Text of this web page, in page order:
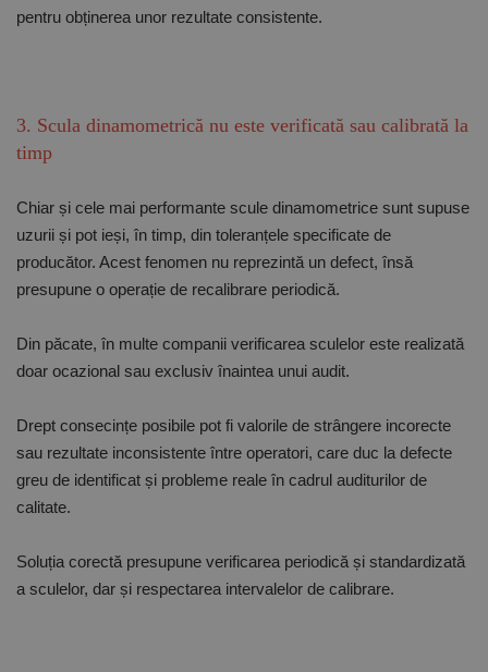
pentru obținerea unor rezultate consistente.
3. Scula dinamometrică nu este verificată sau calibrată la
timp
Chiar și cele mai performante scule dinamometrice sunt supuse
uzurii și pot ieși, în timp, din toleranțele specificate de
producător. Acest fenomen nu reprezintă un defect, însă
presupune o operație de recalibrare periodică.
Din păcate, în multe companii verificarea sculelor este realizată
doar ocazional sau exclusiv înaintea unui audit.
Drept consecințe posibile pot fi valorile de strângere incorecte
sau rezultate inconsistente între operatori, care duc la defecte
greu de identificat și probleme reale în cadrul auditurilor de
calitate.
Soluția corectă presupune verificarea periodică și standardizată
a sculelor, dar și respectarea intervalelor de calibrare.